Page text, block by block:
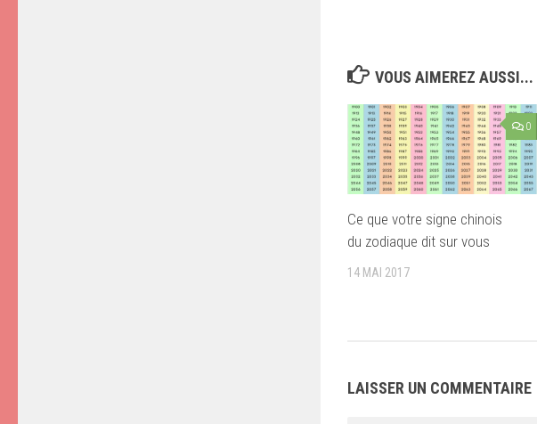
VOUS AIMEREZ AUSSI...
0
Ce que votre signe chinois
du zodiaque dit sur vous
14 MAI 2017
LAISSER UN COMMENTAIRE